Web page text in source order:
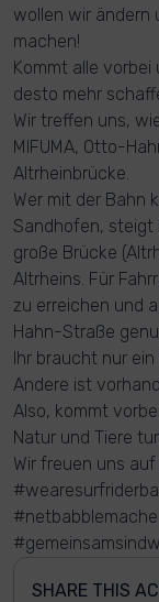
wollen wir ändern
machen!
Kommt alle
desto mehr
Wir treffen uns,
MIFUMA, Otto-
Altrheinbrücke.
Wer mit der Bahn
Sandhofen, steigt
große Brücke
Altrheins. Für
zu erreichen und
Hahn-Straße
Ihr braucht nur
Andere ist
Also, kommt
Natur und Tiere
Wir freuen uns
#netbabblemache
SHARE THIS